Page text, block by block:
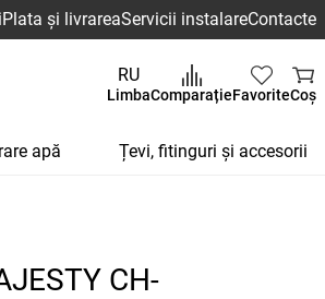
Plata și livrareaServicii instalareContacte
RU
LimbaComparațieFavoriteCoș
apă Țevi, fitinguri și accesorii
CH-